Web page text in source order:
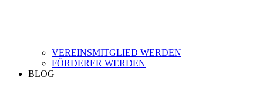
VEREINSMITGLIED WERDEN
FÖRDERER WERDEN
BLOG